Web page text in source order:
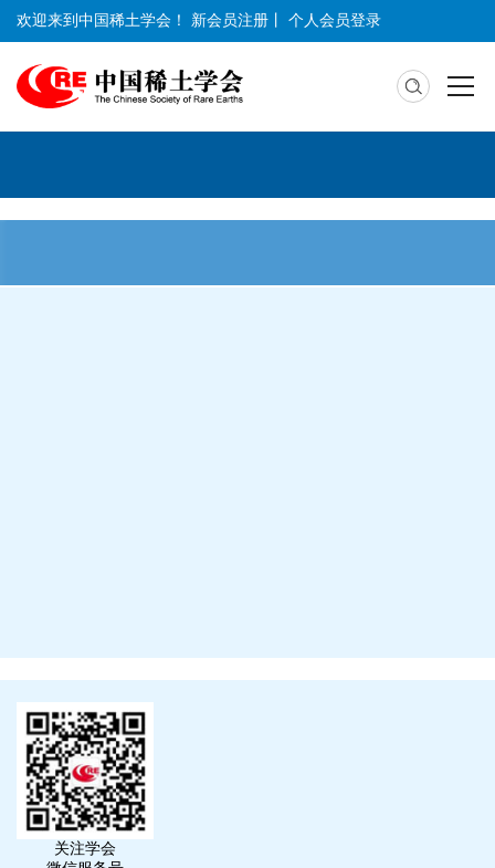
欢迎来到中国稀土学会！ 新会员注册 个人会员登录
关注学会